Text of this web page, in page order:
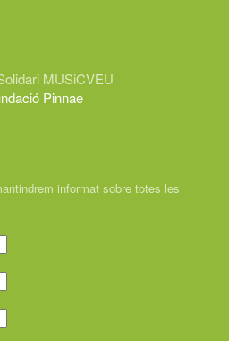
MUSiCVEU
Pinnae
informat sobre totes les